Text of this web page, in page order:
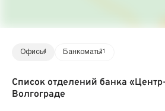
Офисы4 Банкоматы21
Список отделений банка
Волгограде